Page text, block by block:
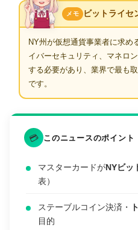
メモ ビットライセ
NY州が仮想通貨事業者に求め
イバーセキュリティ、マネロ
する必要があり、業界で最も
です。
💳 このニュースのポイント
マスターカードがNYビッ
表）
ステーブルコイン決済・
目的